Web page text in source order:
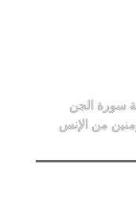
سورة الجن
المؤمنين من الإنس